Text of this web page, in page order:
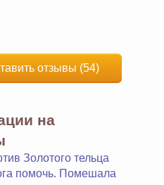
отзывы (54)
на
Золотого тельца
помочь. Помешала